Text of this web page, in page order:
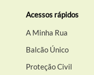
Acessos rápidos
A Minha Rua
Balcão Único
Proteção Civil